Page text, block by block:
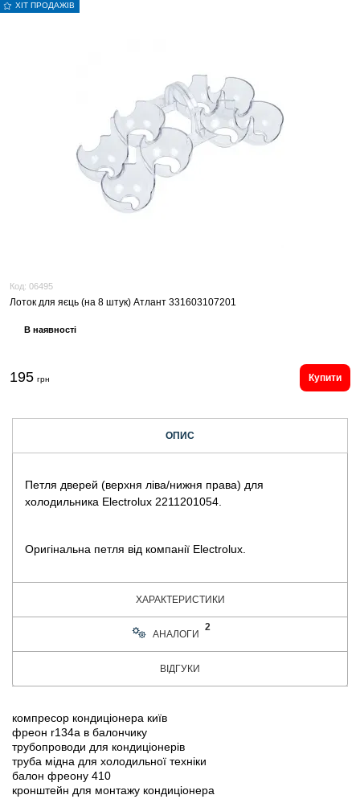
Код: 06495
Лоток для яєць (на 8 штук) Атлант 331603107201
ХІТ ПРОДАЖІВ
В наявності
195 грн Купити
ОПИС
Петля дверей (верхня ліва/нижня права) для
холодильника Electrolux 2211201054.
Оригінальна петля від компанії Electrolux.
ХАРАКТЕРИСТИКИ
АНАЛОГИ
2
ВІДГУКИ
компресор кондиціонера київ
фреон r134a в балончику
трубопроводи для кондиціонерів
труба мідна для холодильної техніки
балон фреону 410
кронштейн для монтажу кондиціонера